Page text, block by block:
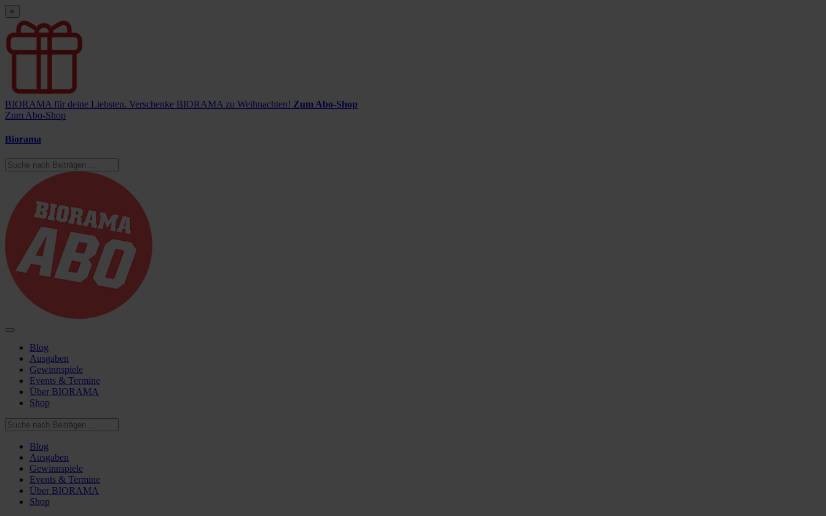
×
BIORAMA für deine Liebsten. Verschenke BIORAMA zu Weihnachten! Zum Abo-Shop
Zum Abo-Shop
Biorama
Blog
Ausgaben
Gewinnspiele
Events & Termine
Über BIORAMA
Shop
Blog
Ausgaben
Gewinnspiele
Events & Termine
Über BIORAMA
Shop